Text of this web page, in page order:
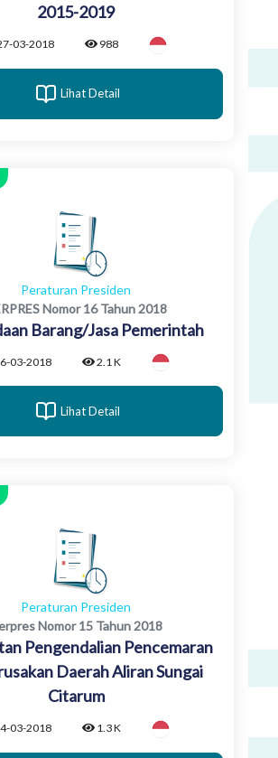
2015-2019
03-2018 988
Lihat Detail
Peraturan Presiden
Nomor 16 Tahun 2018
Barang/Jasa Pemerintah
03-2018 2.1 K
Lihat Detail
Peraturan Presiden
Nomor 15 Tahun 2018
Pengendalian Pencemaran
Daerah Aliran Sungai
Citarum
03-2018 1.3 K